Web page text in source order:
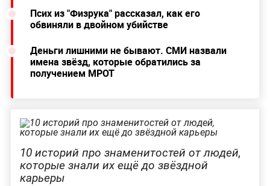
Псих из "Физрука" рассказал, как его
обвиняли в двойном убийстве
Деньги лишними не бывают. СМИ назвали
имена звёзд, которые обратились за
получением МРОТ
10 историй про знаменитостей от людей,
которые знали их ещё до звёздной
карьеры